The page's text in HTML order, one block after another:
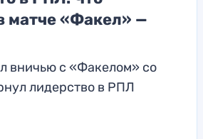
матче «Факел» —
вничью с «Факелом» со
лидерство в РПЛ